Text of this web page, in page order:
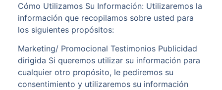
Cómo Utilizamos Su Información: Utilizaremos la
información que recopilamos sobre usted para
los siguientes propósitos:
Marketing/ Promocional Testimonios Publicidad
dirigida Si queremos utilizar su información para
cualquier otro propósito, le pediremos su
consentimiento y utilizaremos su información